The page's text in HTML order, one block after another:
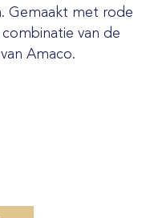
Gemaakt met rode
van de
Amaco.